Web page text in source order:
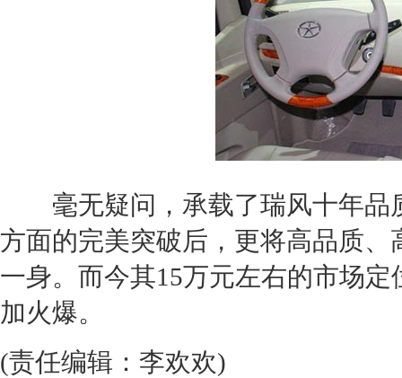
毫无疑问，承载了瑞风十年品
方面的完美突破后，更将高品质
一身。而今其15万元左右的市场
加火爆。
(责任编辑：李欢欢)